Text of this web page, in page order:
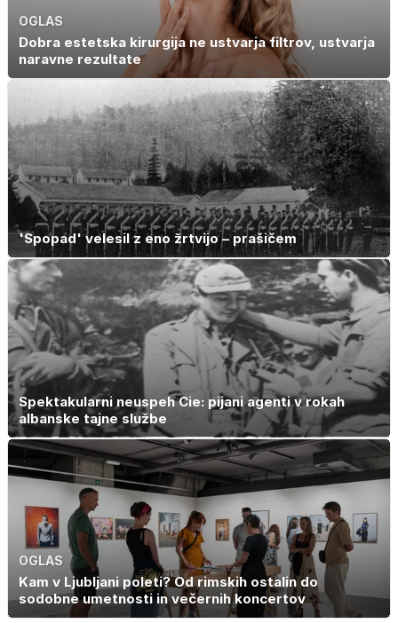
OGLAS
Dobra estetska kirurgija ne ustvarja filtrov, ustvarja
naravne rezultate
'Spopad' velesil z eno žrtvijo – prašičem
Spektakularni neuspeh Cie: pijani agenti v rokah
albanske tajne službe
OGLAS
Kam v Ljubljani poleti? Od rimskih ostalin do
sodobne umetnosti in večernih koncertov